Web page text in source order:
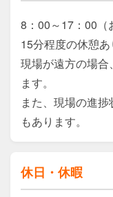
8：00～17：00（
15分程度の休憩あ
現場が遠方の場合
ます。
また、現場の進
もあります。
休日・休暇